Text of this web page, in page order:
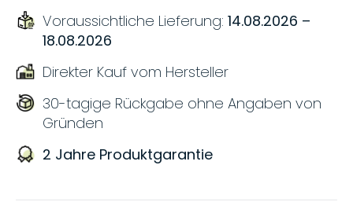
Voraussichtliche Lieferung: 14.08.2026 –
18.08.2026
Direkter Kauf vom Hersteller
30-tagige Rückgabe ohne Angaben von
Gründen
2 Jahre Produktgarantie